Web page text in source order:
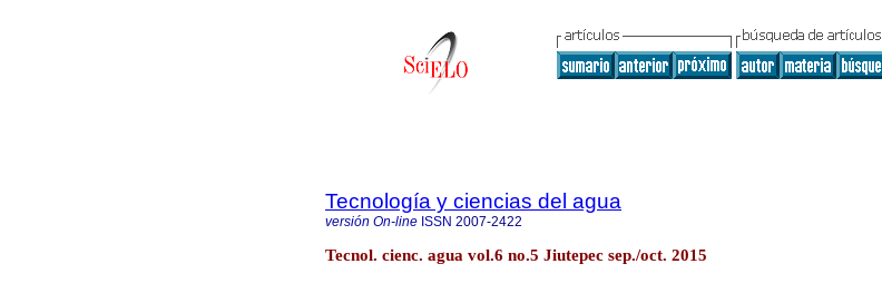
Tecnología y ciencias del agua
versión On-line ISSN 2007-2422
Tecnol. cienc. agua vol.6 no.5 Jiutepec sep./oct. 2015